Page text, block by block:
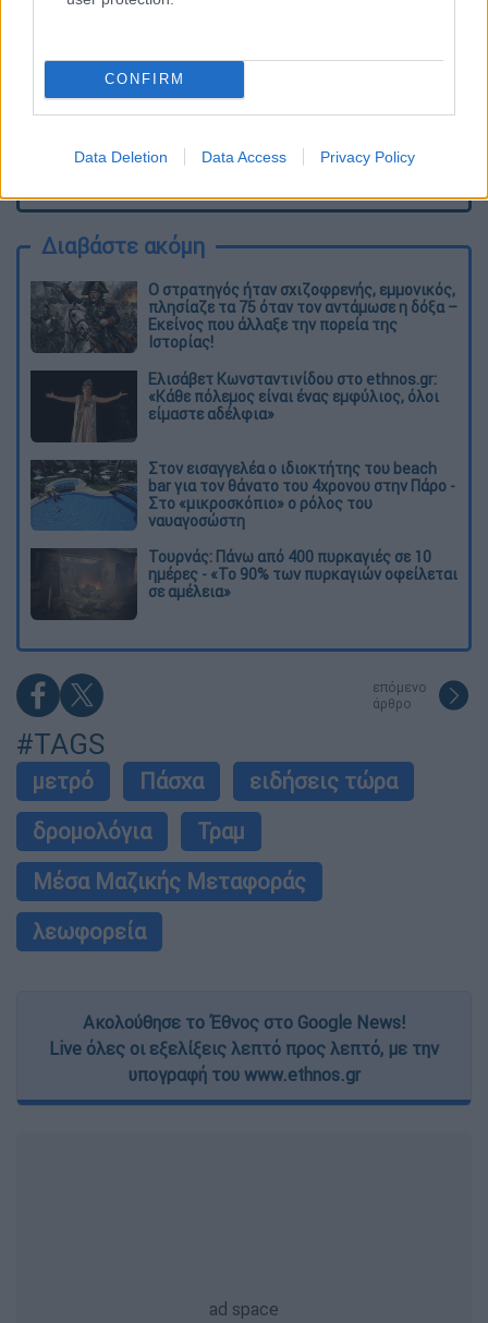
CONFIRM
Data Deletion Data Access Privacy Policy
καταχώρηση
Διαβάστε ακόμη
O στρατηγός ήταν σχιζοφρενής, εμμονικός,
πλησίαζε τα 75 όταν τον αντάμωσε η δόξα –
Εκείνος που άλλαξε την πορεία της
Ιστορίας!
Ελισάβετ Κωνσταντινίδου στο ethnos.gr:
«Κάθε πόλεμος είναι ένας εμφύλιος, όλοι
είμαστε αδέλφια»
Στον εισαγγελέα ο ιδιοκτήτης του beach
bar για τον θάνατο του 4χρονου στην Πάρο -
Στο «μικροσκόπιο» ο ρόλος του
ναυαγοσώστη
Τουρνάς: Πάνω από 400 πυρκαγιές σε 10
ημέρες - «Το 90% των πυρκαγιών οφείλεται
σε αμέλεια»
επόμενο
άρθρο
#TAGS
μετρό Πάσχα
ειδήσεις τώρα
δρομολόγια
Τραμ
Μέσα Μαζικής Μεταφοράς
λεωφορεία
Ακολούθησε το Έθνος στο Google News!
Live όλες οι εξελίξεις λεπτό προς λεπτό, με την
υπογραφή του www.ethnos.gr